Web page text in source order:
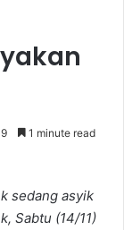
1 minute read
sedang asyik
Sabtu (14/11)